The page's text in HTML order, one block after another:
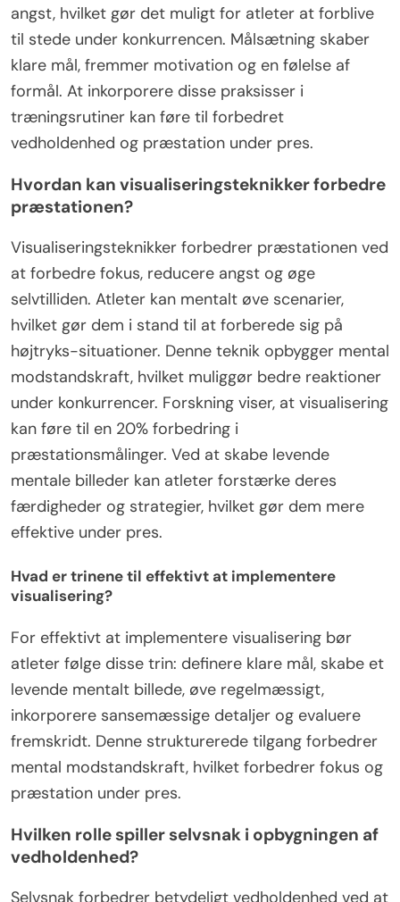
angst, hvilket gør det muligt for atleter at forblive
til stede under konkurrencen. Målsætning skaber
klare mål, fremmer motivation og en følelse af
formål. At inkorporere disse praksisser i
træningsrutiner kan føre til forbedret
vedholdenhed og præstation under pres.
Hvordan kan visualiseringsteknikker forbedre
præstationen?
Visualiseringsteknikker forbedrer præstationen ved
at forbedre fokus, reducere angst og øge
selvtilliden. Atleter kan mentalt øve scenarier,
hvilket gør dem i stand til at forberede sig på
højtryks-situationer. Denne teknik opbygger mental
modstandskraft, hvilket muliggør bedre reaktioner
under konkurrencer. Forskning viser, at visualisering
kan føre til en 20% forbedring i
præstationsmålinger. Ved at skabe levende
mentale billeder kan atleter forstærke deres
færdigheder og strategier, hvilket gør dem mere
effektive under pres.
Hvad er trinene til effektivt at implementere
visualisering?
For effektivt at implementere visualisering bør
atleter følge disse trin: definere klare mål, skabe et
levende mentalt billede, øve regelmæssigt,
inkorporere sansemæssige detaljer og evaluere
fremskridt. Denne strukturerede tilgang forbedrer
mental modstandskraft, hvilket forbedrer fokus og
præstation under pres.
Hvilken rolle spiller selvsnak i opbygningen af
vedholdenhed?